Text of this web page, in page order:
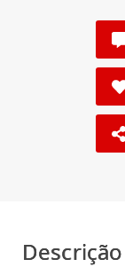
Descrição